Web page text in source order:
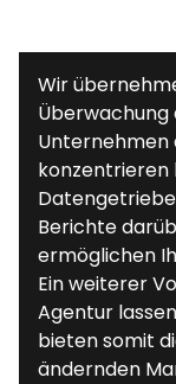
Wir
Überwachung
Unternehmen
konzentrieren
Berichte
ermöglichen
Ein weiterer
Agentur
bieten somit
ändernden